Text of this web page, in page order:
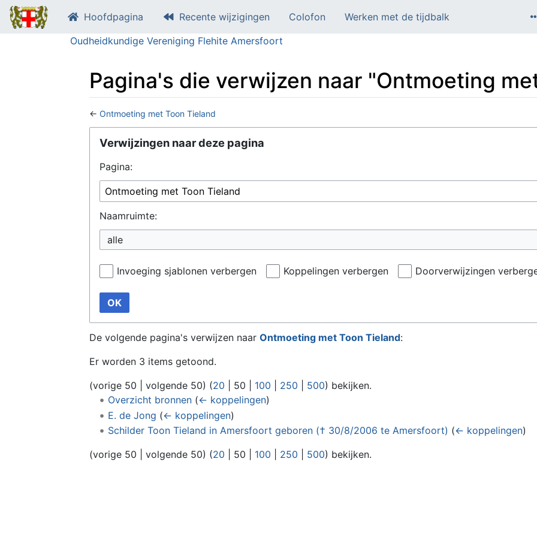
Hoofdpagina Recente wijzigingen Colofon
Werken met de tijdbalk
Oudheidkundige Vereniging Flehite Amersfoort
Pagina's die verwijzen naar "Ontmoeting
← Ontmoeting met Toon Tieland
Ga naar:navigatie,zoeken
Verwijzingen naar deze pagina
Pagina:
Naamruimte:
alle
Invoeging sjablonen verbergen Koppelingen verbergen Doorverwijzingen
OK
De volgende pagina's verwijzen naar Ontmoeting met Toon Tieland:
Er worden 3 items getoond.
(vorige 50 volgende 50) (20 50 100 250 500) bekijken.
Overzicht bronnen (← koppelingen)
E. de Jong (← koppelingen)
Schilder Toon Tieland in Amersfoort geboren († 30/8/2006 te Amersfoort) (← koppelingen)
(vorige 50 volgende 50) (20 50 100 250 500) bekijken.